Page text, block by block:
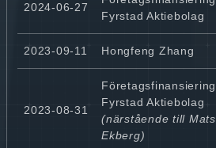
2024-06-27
Fyrstad Aktiebolag
2023-09-11 Hongfeng Zhang
2023-08-31
Företagsfinansiering
Fyrstad Aktiebolag
(närstående till Mats
Ekberg)